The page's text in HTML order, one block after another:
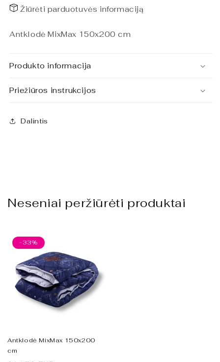
Žiūrėti parduotuvės informaciją
Antklodė MixMax 150x200 cm
Produkto informacija
Priežiūros instrukcijos
Dalintis
Neseniai peržiūrėti produktai
-33%
Antklodė MixMax 150x200
cm